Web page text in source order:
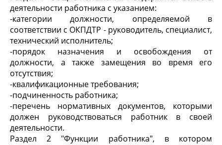
деятельности работника с указанием:
-категории должности, определяемой в
соответствии с ОКПДТР - руководитель, специалист,
технический исполнитель;
-порядок назначения и освобождения от
должности, а также замещения во время его
отсутствия;
-квалификационные требования;
-подчиненность работника;
-перечень нормативных документов, которыми
должен руководствоваться работник в своей
деятельности.
Раздел 2 "Функции работника", в котором